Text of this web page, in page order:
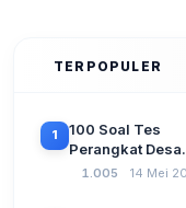
TERPOPULER
1
100 Soal Tes
Perangkat Desa
Terbaru 2026
1.005 14 Mei